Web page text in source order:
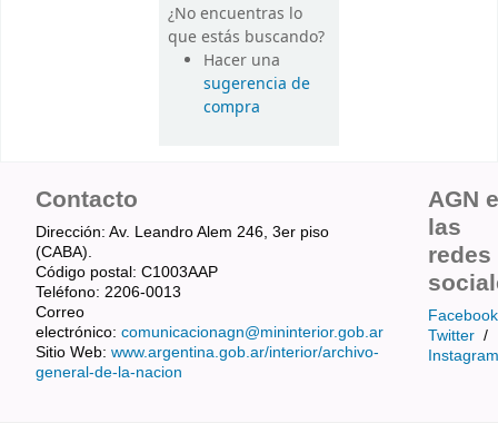
¿No encuentras lo
que estás buscando?
Hacer una
sugerencia de
compra
Contacto
Dirección: Av. Leandro Alem 246, 3er piso
(CABA).
Código postal: C1003AAP
Teléfono: 2206-0013
Correo
electrónico: comunicacionagn@mininterior.gob.ar
Sitio Web: www.argentina.gob.ar/interior/archivo-
general-de-la-nacion
AGN
las
redes
Facebook
Twitter /
Instagram